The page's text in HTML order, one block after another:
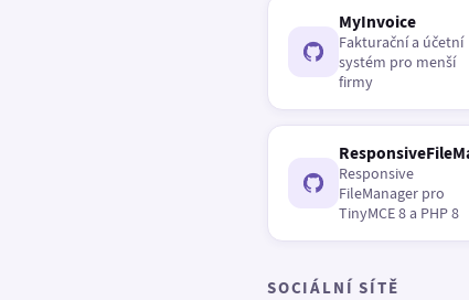
MyInvoice
Fakturační a účetní
systém pro menší
firmy
Responsive
FileManager pro
TinyMCE 8 a PHP 8
SOCIÁLNÍ SÍTĚ